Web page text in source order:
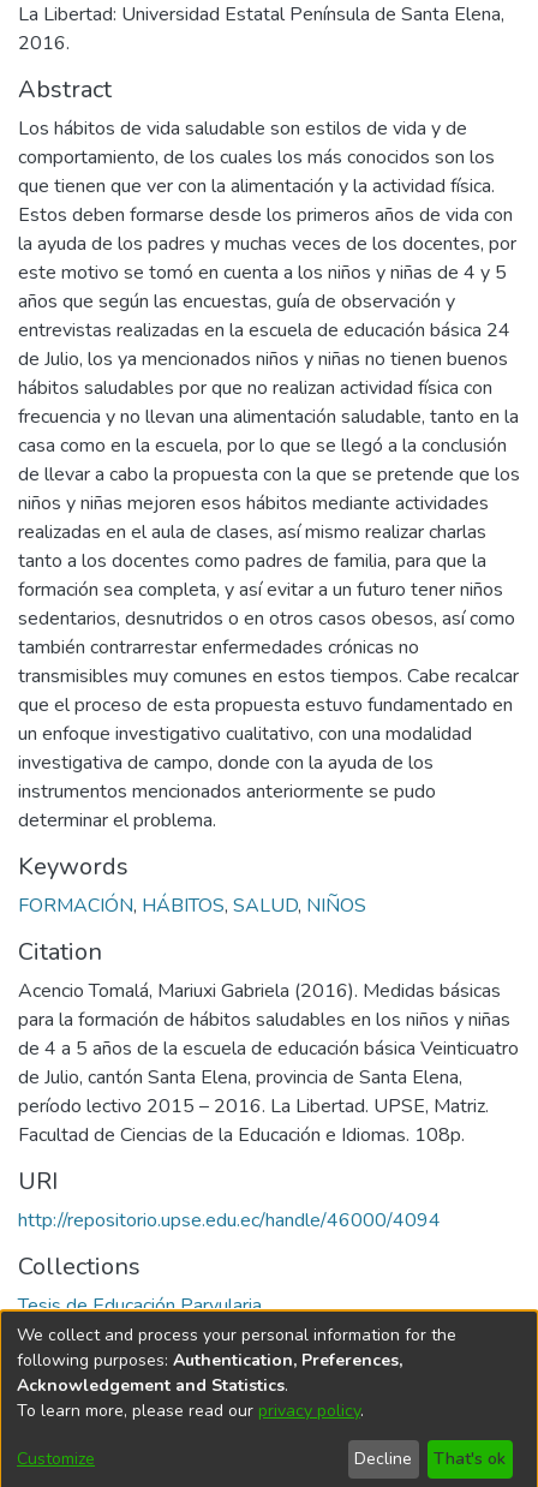
La Libertad: Universidad Estatal Península de Santa Elena,
2016.
Abstract
Los hábitos de vida saludable son estilos de vida y de
comportamiento, de los cuales los más conocidos son los
que tienen que ver con la alimentación y la actividad física.
Estos deben formarse desde los primeros años de vida con
la ayuda de los padres y muchas veces de los docentes, por
este motivo se tomó en cuenta a los niños y niñas de 4 y 5
años que según las encuestas, guía de observación y
entrevistas realizadas en la escuela de educación básica 24
de Julio, los ya mencionados niños y niñas no tienen buenos
hábitos saludables por que no realizan actividad física con
frecuencia y no llevan una alimentación saludable, tanto en la
casa como en la escuela, por lo que se llegó a la conclusión
de llevar a cabo la propuesta con la que se pretende que los
niños y niñas mejoren esos hábitos mediante actividades
realizadas en el aula de clases, así mismo realizar charlas
tanto a los docentes como padres de familia, para que la
formación sea completa, y así evitar a un futuro tener niños
sedentarios, desnutridos o en otros casos obesos, así como
también contrarrestar enfermedades crónicas no
transmisibles muy comunes en estos tiempos. Cabe recalcar
que el proceso de esta propuesta estuvo fundamentado en
un enfoque investigativo cualitativo, con una modalidad
investigativa de campo, donde con la ayuda de los
instrumentos mencionados anteriormente se pudo
determinar el problema.
Keywords
FORMACIÓN, HÁBITOS, SALUD, NIÑOS
Citation
Acencio Tomalá, Mariuxi Gabriela (2016). Medidas básicas
para la formación de hábitos saludables en los niños y niñas
de 4 a 5 años de la escuela de educación básica Veinticuatro
de Julio, cantón Santa Elena, provincia de Santa Elena,
período lectivo 2015 – 2016. La Libertad. UPSE, Matriz.
Facultad de Ciencias de la Educación e Idiomas. 108p.
URI
http://repositorio.upse.edu.ec/handle/46000/4094
Collections
Tesis de Educación Parvularia
Full item page
DSpace softwarecopyright © 2002-2026
Cookie
End User
Agreement
Send
Feedback
We collect and process your personal information for the
following purposes: Authentication, Preferences,
Acknowledgement and Statistics.
To learn more, please read our privacy policy.
Customize Decline That's ok